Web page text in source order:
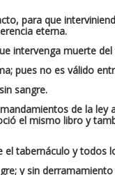
para que
eterna.
intervenga muerte
pues no es válido
sangre.
de la
el mismo libro y
tabernáculo y todos
y sin